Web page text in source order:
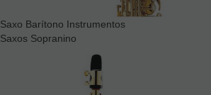
Saxo Barítono Instrumentos
Saxos Sopranino